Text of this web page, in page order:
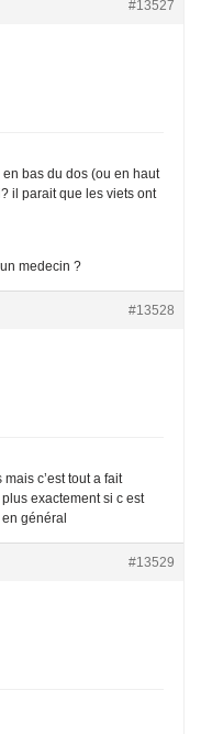
#13527
bas du dos (ou en haut
il parait que les viets ont
medecin ?
#13528
c’est tout a fait
exactement si c est
général
#13529